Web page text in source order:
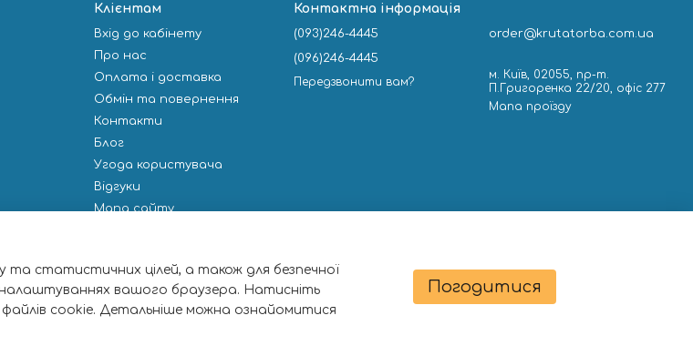
Клієнтам
Вхід до кабінету
Про нас
Оплата і доставка
Обмін та повернення
Контакти
Блог
Угода користувача
Відгуки
Мапа сайту
Ми в соцмережах
Контактна інформація
(093)246-4445
(096)246-4445
Передзвонити вам?
order@krutatorba.com.ua
м. Київ, 02055, пр-т.
П.Григоренка 22/20, офіс 277
Мапа проїзду
статистичних цілей, а також для безпечної
вашого браузера. Натисніть
cookie. Детальніше можна ознайомитися
Погодитися